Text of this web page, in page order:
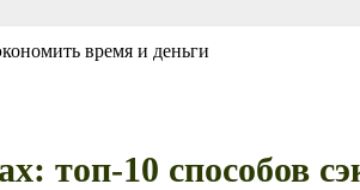
время и деньги
топ-10 способов